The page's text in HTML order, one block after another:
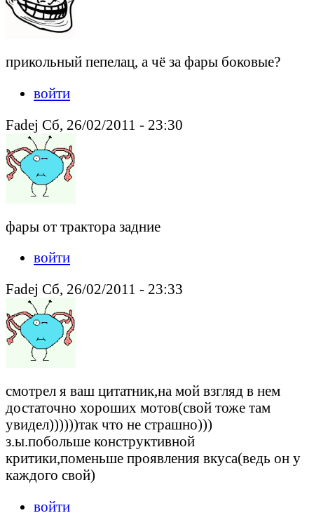
прикольный пепелац, а чё за фары боковые?
войти
Fadej Сб, 26/02/2011 - 23:30
фары от трактора задние
войти
Fadej Сб, 26/02/2011 - 23:33
смотрел я ваш цитатник,на мой взгляд в нем
достаточно хороших мотов(свой тоже там
увидел))))))так что не страшно)))
з.ы.побольше конструктивной
критики,поменьше проявления вкуса(ведь он у
каждого свой)
войти